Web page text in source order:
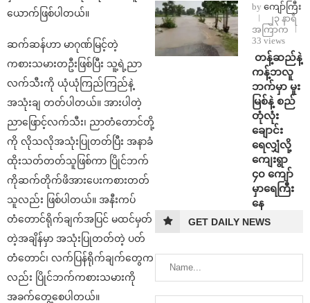
ယောက်ဖြစ်ပါတယ်။
ဆက်ဆန်ဟာ မာဂုဏ်မြင့်တဲ့
ကစားသမားတဦးဖြစ်ပြီး သူ့ရဲ့ညာ
လက်သီးကို ယုံယုံကြည်ကြည်နဲ့
အသုံးချ တတ်ပါတယ်။ အားပါတဲ့
ညာဖြောင့်လက်သီး၊ ညာတံတောင်တို့
ကို လိုသလိုအသုံးပြုတတ်ပြီး အနာခံ
ထိုးသတ်တတ်သူဖြစ်ကာ ပြိုင်ဘက်
ကိုဆက်တိုက်ဖိအားပေးကစားတတ်
သူလည်း ဖြစ်ပါတယ်။ အနီးကပ်
တံတောင်ရိုက်ချက်အပြင် မထင်မှတ်
တဲ့အချိန်မှာ အသုံးပြုတတ်တဲ့ ပတ်
တံတောင်၊ လက်ပြန်ရိုက်ချက်တွေက
လည်း ပြိုင်ဘက်ကစားသမားကို
အခက်တွေ့စေပါတယ်။
by ကျော်ကြီး
၂၃ နာရီ
အကြာက
33 views
⁩ ⁨တန့်ဆည်နဲ့
ကန့်ဘလူ
ဘက်မှာ မူး
မြစ်နဲ့ စည်
တုံလုံး
ချောင်း
ရေလျှံလို့
ကျေးရွာ
၄၀ ကျော်
မှာရေကြီး
နေ
GET DAILY NEWS